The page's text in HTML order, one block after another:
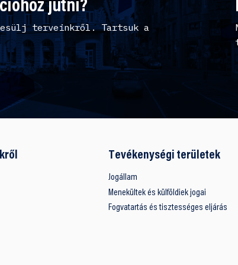
jutni?
terveinkről. Tartsuk a
Tevékenységi területek
Jogállam
Menekültek és külföldiek jogai
Fogvatartás és tisztességes eljárás